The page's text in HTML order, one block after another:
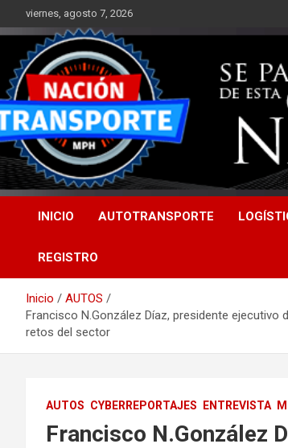
al
contenido
viernes, agosto 7, 2026
INICIO AUTOTRANSPORTE
REGISTRO
Inicio
AUTOS
Francisco N.González Díaz, presidente
retos del sector
AUTOS CYBERREPORTAJES ENTREVISTA
Francisco N.González